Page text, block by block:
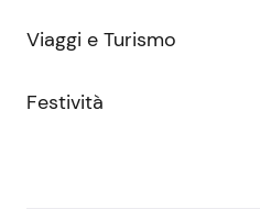
Viaggi e Turismo
Festività